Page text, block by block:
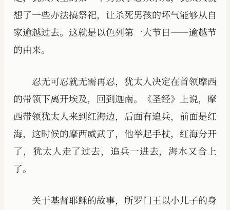
想了一些办法搞祭祀，让杀死男孩的坏气能够从自
家逾越过去。这就是以色列第一大节日——逾越节
的由来。
忍无可忍就无需再忍，犹太人决定在首领摩西
的带领下离开埃及，回到迦南。《圣经》上说，摩
西带领犹太人来到红海边，后面有追兵，前面是红
海，这时候的摩西威武了，他举起手杖，红海分开
了，犹太人走了过去，追兵一进去，海水又合上
了。
关于基督耶稣的故事，所罗门王以小儿子的身